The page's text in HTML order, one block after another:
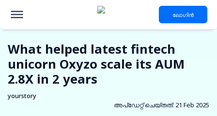
ലോഗിൻ
What helped latest fintech
unicorn Oxyzo scale its AUM
2.8X in 2 years
yourstory
അപ്‌ഡേറ്റ് ചെയ്തത്: 21 Feb 2025